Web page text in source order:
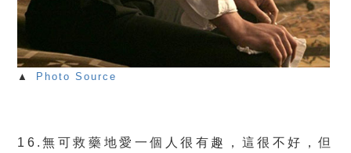
▲ Photo Source
16.無可救藥地愛一個人很有趣，這很不好，但